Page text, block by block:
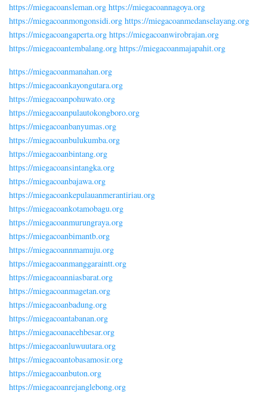
https://miegacoansleman.org https://miegacoannagoya.org
https://miegacoanmongonsidi.org https://miegacoanmedanselayang.org
https://miegacoangaperta.org https://miegacoanwirobrajan.org
https://miegacoantembalang.org https://miegacoanmajapahit.org
https://miegacoanmanahan.org
https://miegacoankayongutara.org
https://miegacoanpohuwato.org
https://miegacoanpulautokongboro.org
https://miegacoanbanyumas.org
https://miegacoanbulukumba.org
https://miegacoanbintang.org
https://miegacoansintangka.org
https://miegacoanbajawa.org
https://miegacoankepulauanmerantiriau.org
https://miegacoankotamobagu.org
https://miegacoanmurungraya.org
https://miegacoanbimantb.org
https://miegacoannmamuju.org
https://miegacoanmanggaraintt.org
https://miegacoanniasbarat.org
https://miegacoanmagetan.org
https://miegacoanbadung.org
https://miegacoantabanan.org
https://miegacoanacehbesar.org
https://miegacoanluwuutara.org
https://miegacoantobasamosir.org
https://miegacoanbuton.org
https://miegacoanrejanglebong.org